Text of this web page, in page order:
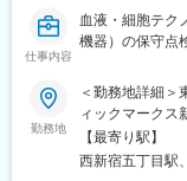
えます。（日
■Nikonグループ
にて、再生医療
能です。
■再生医療にお
【同社について】
仕事内容
血液・細胞テク
機器）の保守点
けになります。
◇仕事内容
・現地および
・装置ログの排
勤務地
＜勤務地詳細＞
ィックマークス
変更の範囲：会
【最寄り駅】
西新宿五丁目駅